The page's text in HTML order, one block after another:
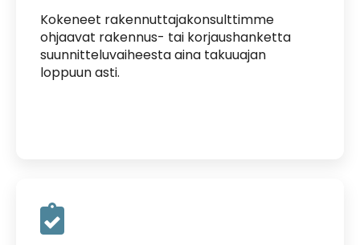
Kokeneet rakennuttajakonsulttimme
ohjaavat rakennus- tai korjaushanketta
suunnitteluvaiheesta aina takuuajan
loppuun asti.